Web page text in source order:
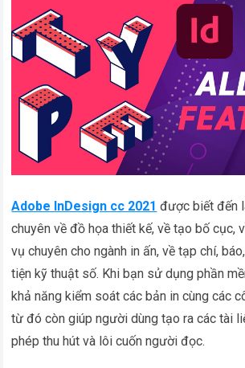
Adobe InDesign cc 2021 được biết đến
chuyên về đồ họa thiết kế, về tạo bố cục,
vụ chuyên cho ngành in ấn, về tạp chí,
tiện kỹ thuật số. Khi bạn sử dụng phần
khả năng kiểm soát các bản in cùng các
từ đó còn giúp người dùng tạo ra các tài
phép thu hút và lôi cuốn người đọc.